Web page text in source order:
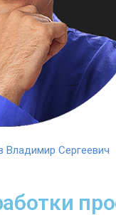
Владимир Сергеевич